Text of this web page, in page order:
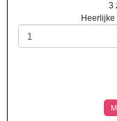
3
Heerlijke